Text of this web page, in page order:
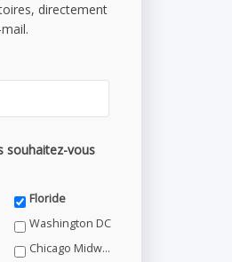
directement
souhaitez-vous
Floride
Washington DC
Chicago Midwest